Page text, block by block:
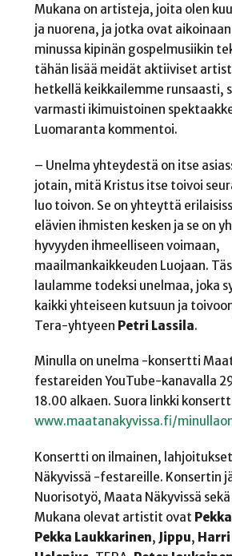
Mukana on artisteja, joita olen
ja nuorena, ja jotka ovat
minussa kipinän gospelmusiikin
tähän lisää meidät aktiiviset
hetkellä keikkailemme runsaasti,
varmasti ikimuistoinen
Luomaranta kommentoi.
– Unelma yhteydestä on itse
jotain, mitä Kristus itse toivoi
luo toivon. Se on yhteyttä
elävien ihmisten kesken ja se on
hyvyyden ihmeelliseen voimaan,
maailmankaikkeuden Luojaan.
laulamme todeksi unelmaa, joka
kaikki yhteiseen kutsuun ja
Tera-yhtyeen Petri Lassila.
Minulla on unelma -konsertti
festareiden YouTube-kanavalla
18.00 alkaen. Suora linkki
www.maatanakyvissa.fi/
Konsertti on ilmainen,
Näkyvissä -festareille. Konsertin
Nuorisotyö, Maata Näkyvissä
Mukana olevat artistit ovat
Pekka Laukkarinen, Jippu, Harri